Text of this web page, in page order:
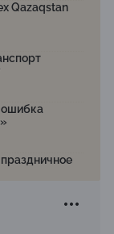
Qazaqstan
ошибка
для